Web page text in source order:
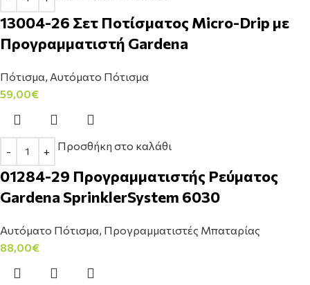
13004-26 Σετ Ποτίσματος Micro-Drip με
Προγραμματιστή Gardena
Πότισμα, Αυτόματο Πότισμα
59,00€
Προσθήκη στο καλάθι
01284-29 Προγραμματιστής Ρεύματος
Gardena SprinklerSystem 6030
Αυτόματο Πότισμα, Προγραμματιστές Μπαταρίας
88,00€